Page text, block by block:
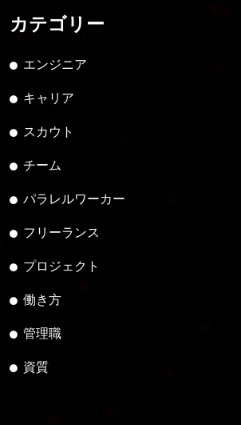
カテゴリー
エンジニア
キャリア
スカウト
チーム
パラレルワーカー
フリーランス
プロジェクト
働き方
管理職
資質